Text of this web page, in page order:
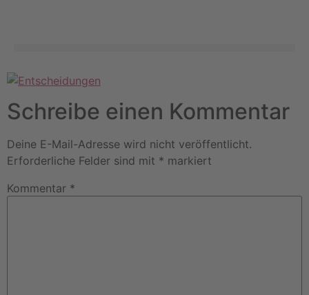
Schreibe einen Kommentar
Deine E-Mail-Adresse wird nicht veröffentlicht.
Erforderliche Felder sind mit * markiert
Kommentar *